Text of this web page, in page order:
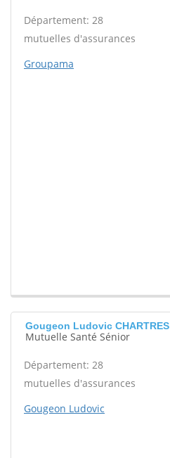
Département: 28
mutuelles d'assurances
Groupama
Gougeon Ludovic CHARTRES
Mutuelle Santé Sénior
Département: 28
mutuelles d'assurances
Gougeon Ludovic